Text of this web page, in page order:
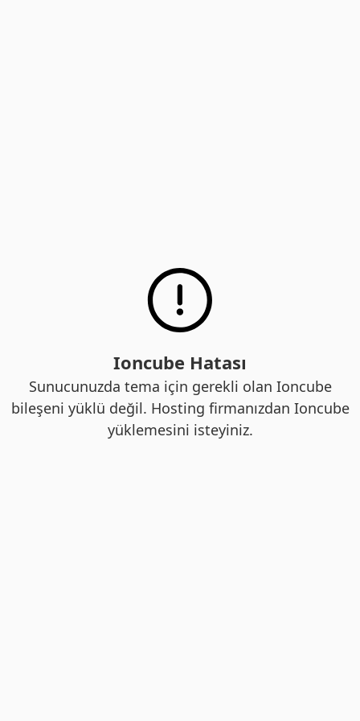
Ioncube Hatası
Sunucunuzda tema için gerekli olan Ioncube
bileşeni yüklü değil. Hosting firmanızdan Ioncube
yüklemesini isteyiniz.